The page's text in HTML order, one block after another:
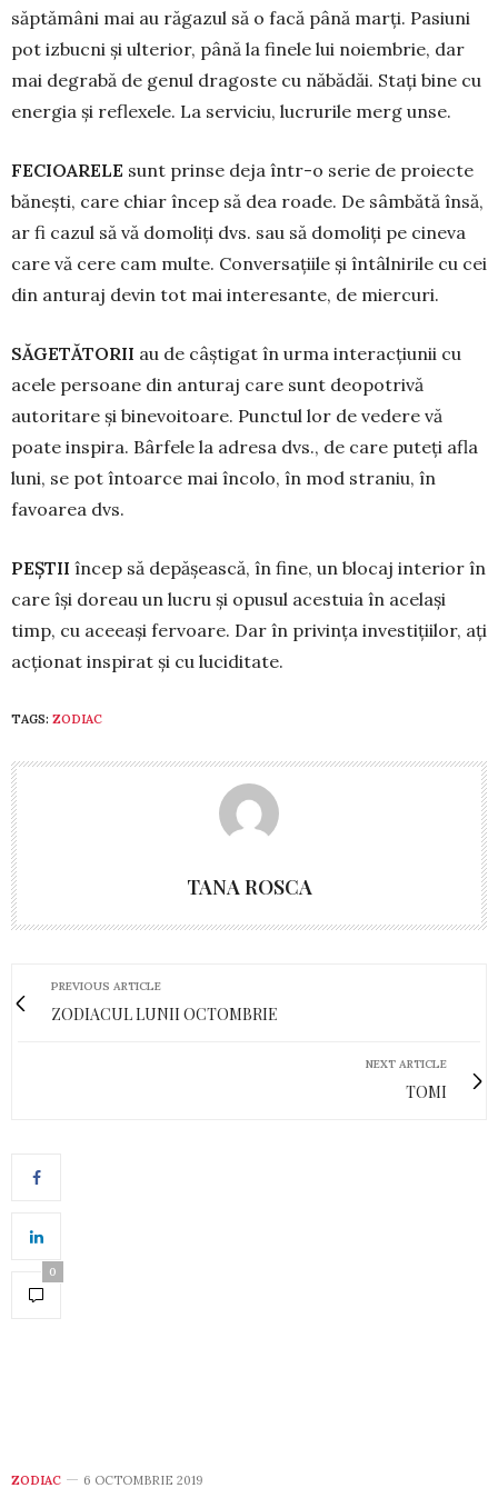
săptămâni mai au răgazul să o facă până marți. Pasiuni
pot izbucni și ulterior, până la finele lui noiembrie, dar
mai de­grabă de genul dragoste cu năbădăi. Stați bine cu
energia și reflexele. La serviciu, lucrurile merg unse.
FECIOARELE sunt prinse deja într-o serie de proiecte
bănești, care chiar încep să dea roade. De sâmbătă însă,
ar fi cazul să vă domoliți dvs. sau să domoliți pe cineva
care vă cere cam multe. Conversațiile și întâlnirile cu cei
din anturaj devin tot mai interesante, de miercuri.
SĂGETĂTORII au de câștigat în urma interacțiunii cu
acele persoane din anturaj care sunt deopotrivă
autoritare și bine­voi­toare. Punctul lor de vedere vă
poate inspira. Bâr­fele la adresa dvs., de care puteți afla
luni, se pot întoarce mai încolo, în mod straniu, în
favoarea dvs.
PEȘTII încep să depășească, în fine, un blo­­caj interior în
care își doreau un lucru și opusul acestuia în același
timp, cu a­ceeași fervoare. Dar în privința investițiilor, ați
ac­ționat inspirat și cu luciditate.
TAGS: ZODIAC
TANA ROSCA
PREVIOUS ARTICLE
ZODIACUL LUNII OCTOMBRIE
NEXT ARTICLE
TOMI
0
ZODIAC 6 OCTOMBRIE 2019